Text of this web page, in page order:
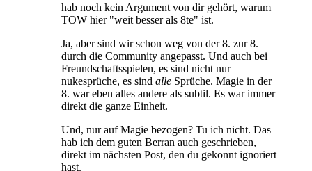
hab noch kein Argument von dir gehört, warum
TOW hier "weit besser als 8te" ist.
Ja, aber sind wir schon weg von der 8. zur 8.
durch die Community angepasst. Und auch bei
Freundschaftsspielen, es sind nicht nur
nukesprüche, es sind alle Sprüche. Magie in der
8. war eben alles andere als subtil. Es war immer
direkt die ganze Einheit.
Und, nur auf Magie bezogen? Tu ich nicht. Das
hab ich dem guten Berran auch geschrieben,
direkt im nächsten Post, den du gekonnt ignoriert
hast.